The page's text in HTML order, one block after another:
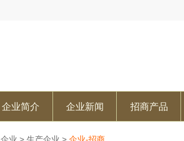
企业简介 企业新闻 招商产品